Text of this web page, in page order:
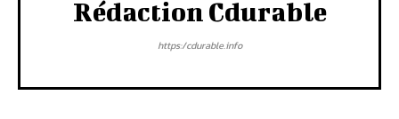
Rédaction Cdurable
https:/cdurable.info